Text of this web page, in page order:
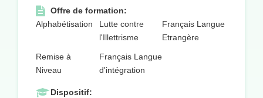
Offre de formation:
Alphabétisation
Lutte contre
l'Illettrisme
Français Langue
Etrangère
Remise à
Niveau
Français Langue
d'intégration
Dispositif: